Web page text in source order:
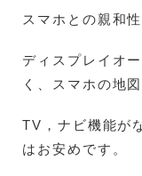
スマホとの親和
ディスプレイオ
く、スマホの地
TV，ナビ機能が
はお安めです。